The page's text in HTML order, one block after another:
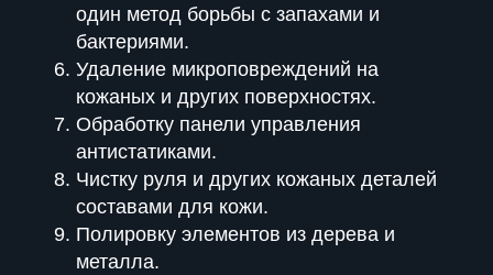
один метод борьбы с запахами и
бактериями.
Удаление микроповреждений на
кожаных и других поверхностях.
Обработку панели управления
антистатиками.
Чистку руля и других кожаных деталей
составами для кожи.
Полировку элементов из дерева и
металла.